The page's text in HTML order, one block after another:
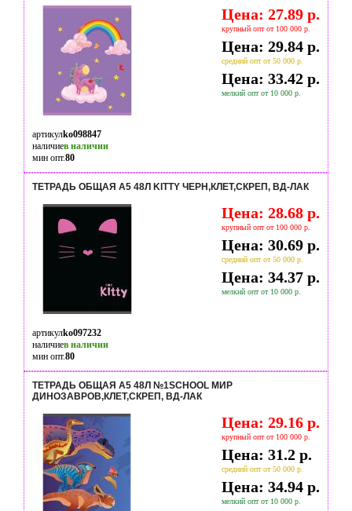
Цена: 27.89 р.
крупный опт от 100 000 р.
Цена: 29.84 р.
средний опт от 50 000 р.
Цена: 33.42 р.
мелкий опт от 10 000 р.
артикулko098847
наличиев наличии
мин опт.80
ТЕТРАДЬ ОБЩАЯ А5 48Л KITTY ЧЕРН,КЛЕТ,СКРЕП, ВД-ЛАК
Цена: 28.68 р.
крупный опт от 100 000 р.
Цена: 30.69 р.
средний опт от 50 000 р.
Цена: 34.37 р.
мелкий опт от 10 000 р.
артикулko097232
наличиев наличии
мин опт.80
ТЕТРАДЬ ОБЩАЯ А5 48Л №1SCHOOL МИР
ДИНОЗАВРОВ,КЛЕТ,СКРЕП, ВД-ЛАК
Цена: 29.16 р.
крупный опт от 100 000 р.
Цена: 31.2 р.
средний опт от 50 000 р.
Цена: 34.94 р.
мелкий опт от 10 000 р.